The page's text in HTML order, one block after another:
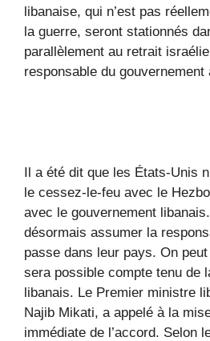
libanaise, qui n’est pas
la guerre, seront stationnés
parallèlement au retrait
responsable du gouvernement
Il a été dit que les États-Unis
le cessez-le-feu avec le
avec le gouvernement
désormais assumer la
passe dans leur pays. On
sera possible compte tenu de
libanais. Le Premier ministre
Najib Mikati, a appelé à la
immédiate de l’accord. Selon